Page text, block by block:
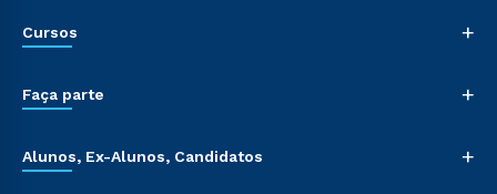
Cursos +
Faça parte +
Alunos, Ex-Alunos, Candidatos +